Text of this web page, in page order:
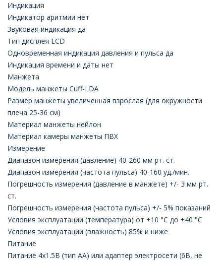
Индикация
Индикатор аритмии нет
Звуковая индикация да
Тип дисплея LCD
Одновременная индикация давления и пульса да
Индикация времени и даты нет
Манжета
Модель манжеты Cuff-LDA
Размер манжеты увеличенная взрослая (для окружности
плеча 25-36 см)
Материал манжеты нейлон
Материал камеры манжеты ПВХ
Измерение
Диапазон измерения (давление) 40-260 мм рт. ст.
Диапазон измерения (частота пульса) 40-160 уд./мин.
Погрешность измерения (давление в манжете) +/- 3 мм рт.
ст.
Погрешность измерения (частота пульса) +/- 5% показаний
Условия эксплуатации (температура) от +10 °С до +40 °С
Условия эксплуатации (влажность) 85% и ниже
Питание
Питание 4х1.5В (тип АА) или адаптер электросети (6В, не